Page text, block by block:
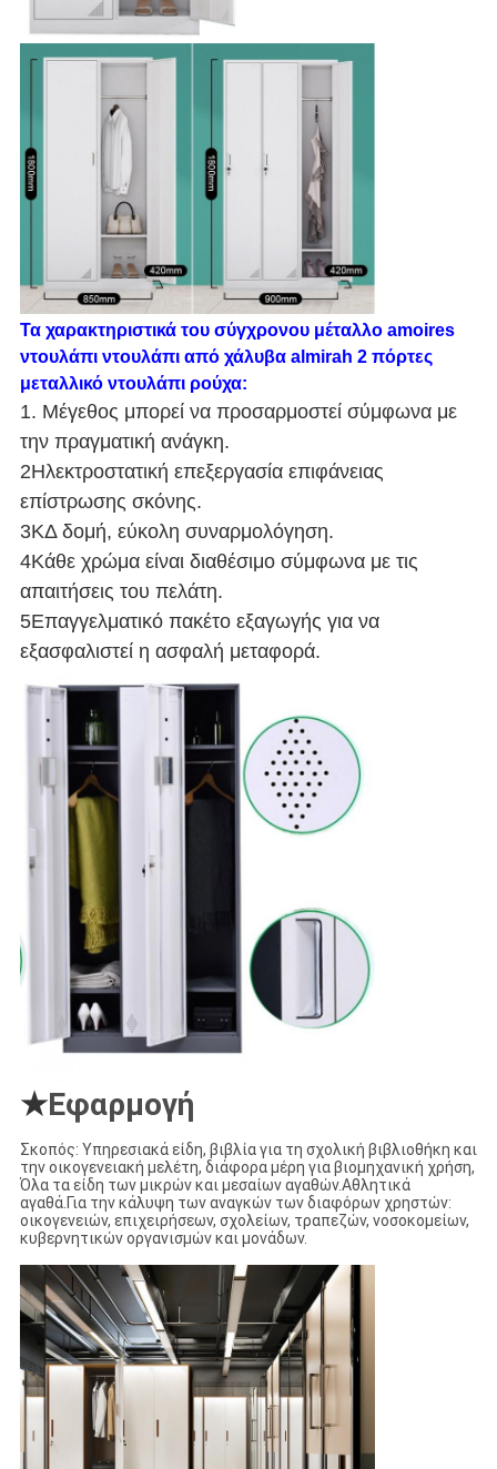
Τα χαρακτηριστικά του σύγχρονου μέταλλο amoires
ντουλάπι ντουλάπι από χάλυβα almirah 2 πόρτες
μεταλλικό ντουλάπι ρούχα:
1. Μέγεθος μπορεί να προσαρμοστεί σύμφωνα με
την πραγματική ανάγκη.
2Ηλεκτροστατική επεξεργασία επιφάνειας
επίστρωσης σκόνης.
3ΚΔ δομή, εύκολη συναρμολόγηση.
4Κάθε χρώμα είναι διαθέσιμο σύμφωνα με τις
απαιτήσεις του πελάτη.
5Επαγγελματικό πακέτο εξαγωγής για να
εξασφαλιστεί η ασφαλή μεταφορά.
★Εφαρμογή
Σκοπός: Υπηρεσιακά είδη, βιβλία για τη σχολική βιβλιοθήκη και
την οικογενειακή μελέτη, διάφορα μέρη για βιομηχανική χρήση,
Όλα τα είδη των μικρών και μεσαίων αγαθών.Αθλητικά
αγαθά.Για την κάλυψη των αναγκών των διαφόρων χρηστών:
οικογενειών, επιχειρήσεων, σχολείων, τραπεζών, νοσοκομείων,
κυβερνητικών οργανισμών και μονάδων.